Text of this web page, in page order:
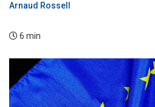
Arnaud Rossell
6 min